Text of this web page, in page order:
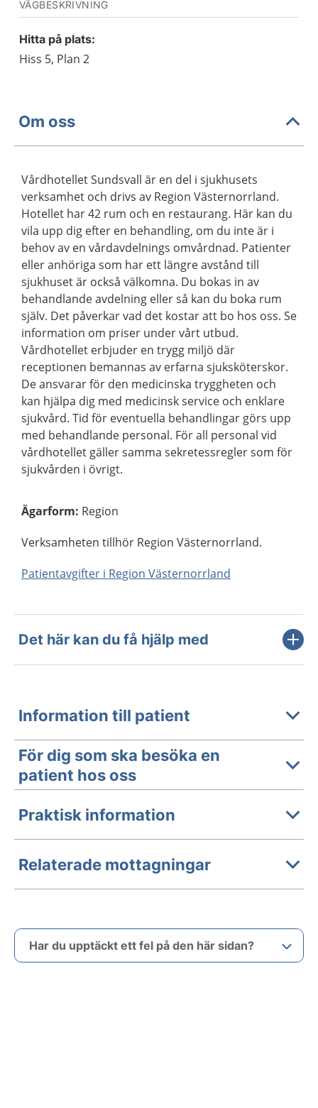
VÄGBESKRIVNING
Hitta på plats:
Hiss 5, Plan 2
Om oss
Vårdhotellet Sundsvall är en del i sjukhusets
verksamhet och drivs av Region Västernorrland.
Hotellet har 42 rum och en restaurang. Här kan du
vila upp dig efter en behandling, om du inte är i
behov av en vårdavdelnings omvårdnad. Patienter
eller anhöriga som har ett längre avstånd till
sjukhuset är också välkomna. Du bokas in av
behandlande avdelning eller så kan du boka rum
själv. Det påverkar vad det kostar att bo hos oss. Se
information om priser under vårt utbud.
Vårdhotellet erbjuder en trygg miljö där
receptionen bemannas av erfarna sjuksköterskor.
De ansvarar för den medicinska tryggheten och
kan hjälpa dig med medicinsk service och enklare
sjukvård. Tid för eventuella behandlingar görs upp
med behandlande personal. För all personal vid
vårdhotellet gäller samma sekretessregler som för
sjukvården i övrigt.
Ägarform: Region
Verksamheten tillhör Region Västernorrland.
Patientavgifter i Region Västernorrland
Det här kan du få hjälp med
Information till patient
För dig som ska besöka en
patient hos oss
Praktisk information
Relaterade mottagningar
Har du upptäckt ett fel på den här sidan?